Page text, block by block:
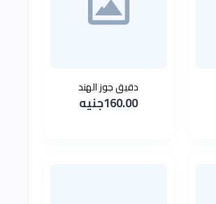
دقيق جوز الهند
160.00جنيه